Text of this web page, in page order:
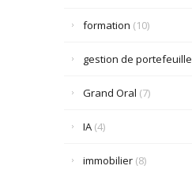
formation (10)
gestion de portefeuille
Grand Oral (7)
IA(4)
immobilier(8)